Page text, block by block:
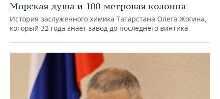
Морская душа и 100-метровая колонна
История заслуженного химика Татарстана Олега Жогина,
который 32 года знает завод до последнего винтика